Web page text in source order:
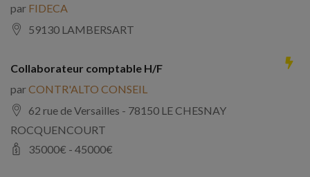
par FIDECA
59130 LAMBERSART
Collaborateur comptable H/F
parCONTR'ALTO CONSEIL
62 rue de Versailles - 78150 LE CHESNAY
ROCQUENCOURT
35000€ - 45000€